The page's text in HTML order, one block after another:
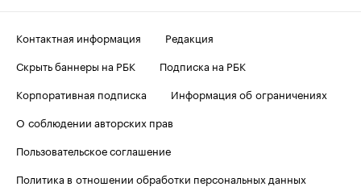
Контактная информация
Редакция
Скрыть баннеры на РБК
Подписка на РБК
Корпоративная подписка
Информация об ограничениях
О соблюдении авторских прав
Пользовательское соглашение
Политика в отношении обработки персональных данных